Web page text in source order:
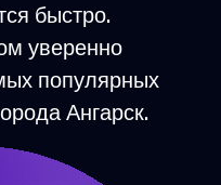
быстро.
уверенно
популярных
Ангарск.